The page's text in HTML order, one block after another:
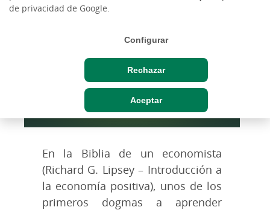
de privacidad de Google.
Configurar
Rechazar
Aceptar
En la Biblia de un economista
(Richard G. Lipsey – Introducción a
la economía positiva), unos de los
primeros dogmas a aprender